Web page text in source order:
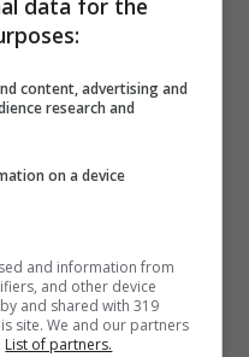
content, advertising and
research and
on a device
and information from
and other device
and shared with 319
site. We and our partners
List of partners.